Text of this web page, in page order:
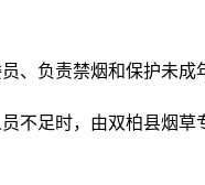
、负责禁烟和保护未成
不足时，由双柏县烟草